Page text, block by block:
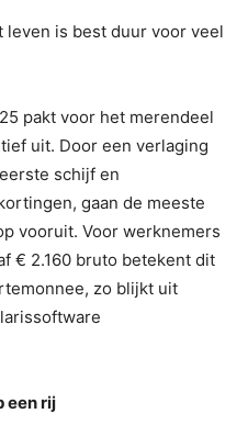
leven is best duur voor veel
pakt voor het merendeel
uit. Door een verlaging
schijf en
gaan de meeste
vooruit. Voor werknemers
€ 2.160 bruto betekent dit
zo blijkt uit
een rij